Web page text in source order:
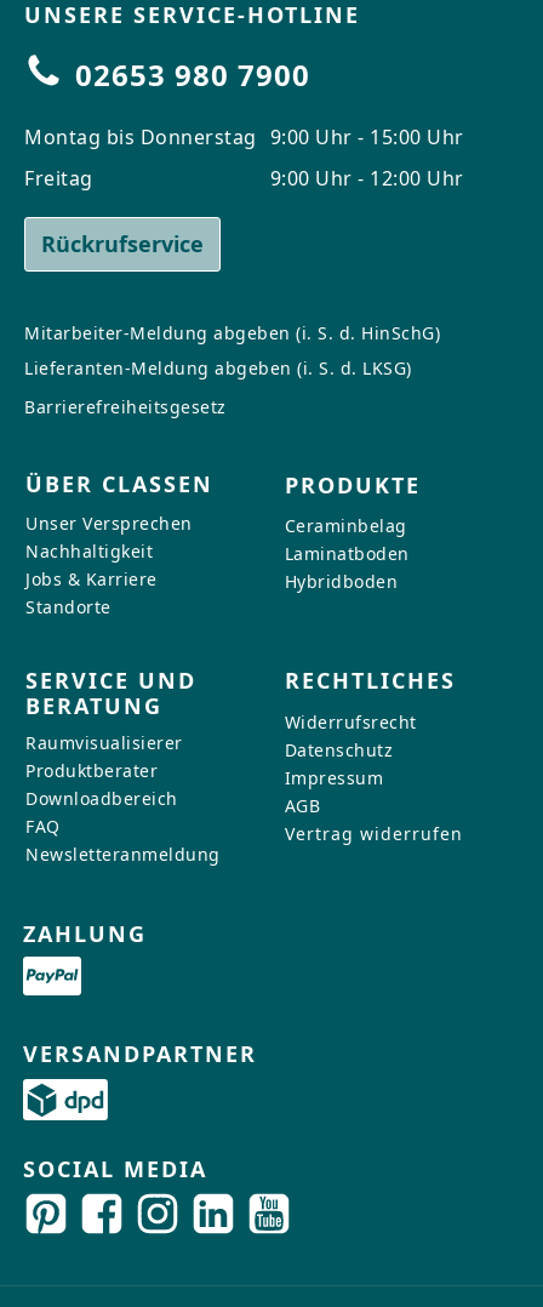
UNSERE SERVICE-HOTLINE
02653 980 7900
Montag bis Donnerstag
Freitag
9:00 Uhr - 15:00 Uhr
9:00 Uhr - 12:00 Uhr
Rückrufservice
Mitarbeiter-Meldung abgeben (i. S. d. HinSchG)
Lieferanten-Meldung abgeben (i. S. d. LKSG)
Barrierefreiheitsgesetz
ÜBER CLASSEN
Unser Versprechen
Nachhaltigkeit
Jobs & Karriere
Standorte
PRODUKTE
Ceraminbelag
Laminatboden
Hybridboden
SERVICE UND
BERATUNG
Raumvisualisierer
Produktberater
Downloadbereich
FAQ
Newsletteranmeldung
RECHTLICHES
Widerrufsrecht
Datenschutz
Impressum
AGB
Vertrag widerrufen
ZAHLUNG
VERSANDPARTNER
SOCIAL MEDIA